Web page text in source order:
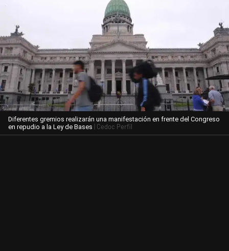
Diferentes gremios realizarán una manifestación en frente del Congreso
en repudio a la Ley de Bases | Cedoc Perfil